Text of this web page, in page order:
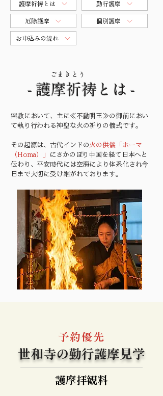
護摩祈祷とは
厄除護摩
お申込みの流れ
勤行護摩
個別護摩
ごまきとう
- 護摩祈祷とは -
密教において、主に≪不動明王≫の御前におい
て執り行われる神聖な火の祈りの儀式です。
その起源は、古代インドの 火の供儀「ホーマ
（Homa）」
にさかのぼり中国を経て日本へと
伝わり、平安時代には空海により体系化され今
日まで大切に受け継がれております。
予約優先
世和寺の勤行護摩見学
護摩拝観料